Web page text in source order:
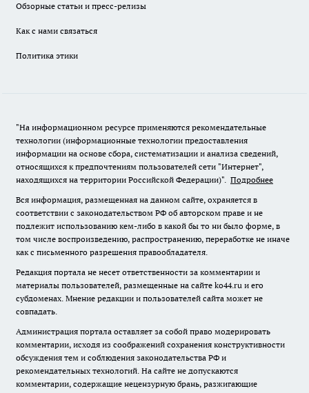
Обзорные статьи и пресс-релизы
Как с нами связаться
Политика этики
"На информационном ресурсе применяются рекомендательные
технологии (информационные технологии предоставления
информации на основе сбора, систематизации и анализа сведений,
относящихся к предпочтениям пользователей сети "Интернет",
находящихся на территории Российской Федерации)". Подробнее
Вся информация, размещенная на данном сайте, охраняется в
соответствии с законодательством РФ об авторском праве и не
подлежит использованию кем-либо в какой бы то ни было форме, в
том числе воспроизведению, распространению, переработке не иначе
как с письменного разрешения правообладателя.
Редакция портала не несет ответственности за комментарии и
материалы пользователей, размещенные на сайте ko44.ru и его
субдоменах. Мнение редакции и пользователей сайта может не
совпадать.
Администрация портала оставляет за собой право модерировать
комментарии, исходя из соображений сохранения конструктивности
обсуждения тем и соблюдения законодательства РФ и
рекомендательных технологий. На сайте не допускаются
комментарии, содержащие нецензурную брань, разжигающие